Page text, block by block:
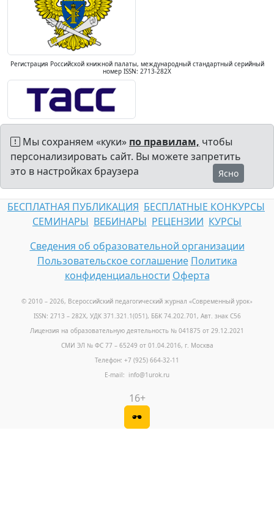
Регистрация Российской книжной палаты, международный стандартный серийный
номер ISSN: 2713-282X
Мы сохраняем «куки» по правилам, чтобы
персонализировать сайт. Вы можете запретить
это в настройках браузера
Ясно
БЕСПЛАТНАЯ ПУБЛИКАЦИЯ БЕСПЛАТНЫЕ КОНКУРСЫ
СЕМИНАРЫ ВЕБИНАРЫ РЕЦЕНЗИИ КУРСЫ
Сведения об образовательной организации
Пользовательское соглашение Политика
конфиденциальности Оферта
© 2010 – 2026, Всероссийский педагогический журнал «Современный урок»
ISSN: 2713 – 282X, УДК 371.321.1(051), ББК 74.202.701, Авт. знак С56
Лицензия на образовательную деятельность № 041875 от 29.12.2021
СМИ ЭЛ № ФС 77 – 65249 от 01.04.2016, г. Москва
Телефон: +7 (925) 664-32-11
E-mail: info@1urok.ru
16+